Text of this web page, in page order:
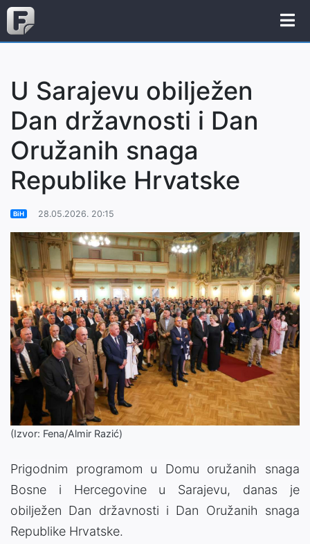
U Sarajevu obilježen
Dan državnosti i Dan
Oružanih snaga
Republike Hrvatske
BiH 28.05.2026. 20:15
(Izvor: Fena/Almir Razić)
Prigodnim programom u Domu oružanih snaga
Bosne i Hercegovine u Sarajevu, danas je
obilježen Dan državnosti i Dan Oružanih snaga
Republike Hrvatske.